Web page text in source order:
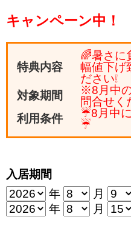
キャンペーン中！
特典内容
🌈暑さに
幅値下げ
ださい❕
対象期間
※8月中
問合せく
利用条件
☔8月中
☔
入居期間
年
月
年
月